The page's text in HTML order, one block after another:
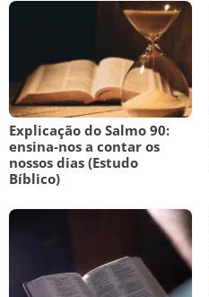
Explicação do Salmo 90:
ensina-nos a contar os
nossos dias (Estudo
Bíblico)